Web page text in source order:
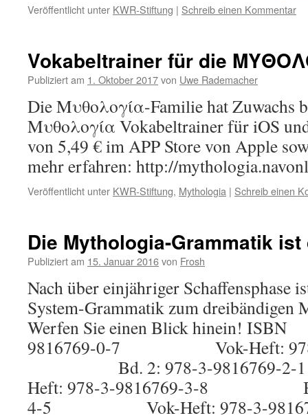
Veröffentlicht unter KWR-Stiftung | Schreib einen Kommentar
Vokabeltrainer für die
Publiziert am 1. Oktober 2017von Uwe Rademacher
Die Μυθολογία-Familie hat Zuwachs
Μυθολογία Vokabeltrainer für iOS
von 5,49 € im APP Store von Apple
mehr erfahren: http://
Veröffentlicht unter KWR-Stiftung, Mythologia | Schreib einen
Die Mythologia-Grammatik ist
Publiziert am 15. Januar 2016von Frosh
Nach über einjähriger Schaffensphase
System-Grammatik zum
Werfen Sie einen Blick hinein! ISBN
9816769-0-7 Vok-Heft: 978-
Bd. 2: 978-3-
Heft: 978-3-9816769-3-8 Bd.
4-5 Vok-Heft: 978-3-